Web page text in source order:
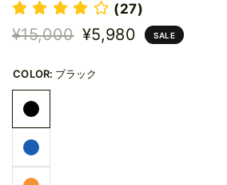
(27)
¥15,000 ¥5,980 SALE
COLOR: ブラック